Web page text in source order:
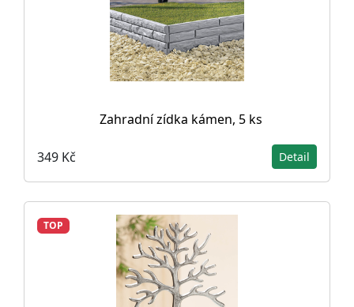
Zahradní zídka kámen, 5 ks
349 Kč Detail
TOP